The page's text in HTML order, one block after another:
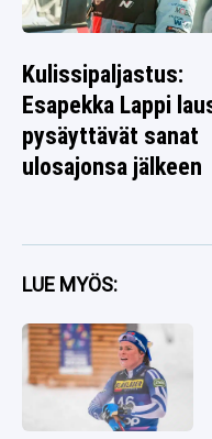
Kulissipaljastus:
Esapekka Lappi
pysäyttävät sanat
ulosajonsa jälkeen
LUE MYÖS: